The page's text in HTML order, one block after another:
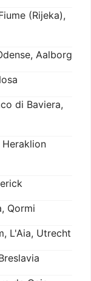
(Rijeka),
Aalborg
di Baviera,
Heraklion
Qormi
L'Aia, Utrecht